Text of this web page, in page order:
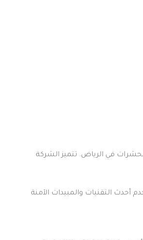
في الرياض. تتميز الشركة
التقنيات والمبيدات الآمنة